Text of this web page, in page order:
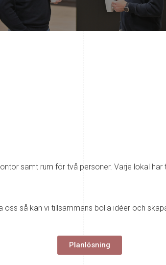
samt rum för två personer. Varje lokal
så kan vi tillsammans bolla idéer och
Planlösning